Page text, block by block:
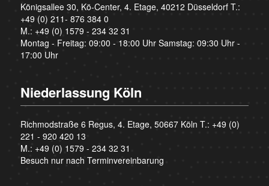
Königsallee 30, Kö-Center, 4. Etage, 40212 Düsseldorf T.:
+49 (0) 211- 876 384 0
M.: +49 (0) 1579 - 234 32 31
Montag - Freitag: 09:00 - 18:00 Uhr Samstag: 09:30 Uhr -
17:00 Uhr
Niederlassung Köln
Richmodstraße 6 Regus, 4. Etage, 50667 Köln T.: +49 (0)
221 - 920 420 13
M.: +49 (0) 1579 - 234 32 31
Besuch nur nach Terminvereinbarung